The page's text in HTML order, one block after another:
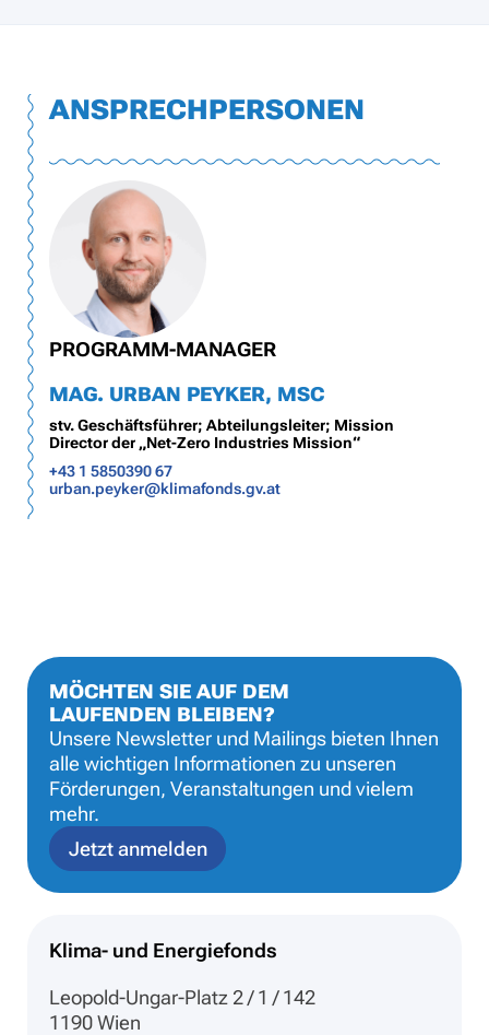
ANSPRECHPERSONEN
PROGRAMM-MANAGER
MAG. URBAN PEYKER, MSC
stv. Geschäftsführer; Abteilungsleiter; Mission
Director der „Net-Zero Industries Mission“
+43 1 5850390 67
urban.peyker@klimafonds.gv.at
MÖCHTEN SIE AUF DEM
LAUFENDEN BLEIBEN?
Unsere Newsletter und Mailings bieten Ihnen
alle wichtigen Informationen zu unseren
Förderungen, Veranstaltungen und vielem
mehr.
Jetzt anmelden
Klima- und Energiefonds
Leopold-Ungar-Platz 2 / 1 / 142
1190 Wien